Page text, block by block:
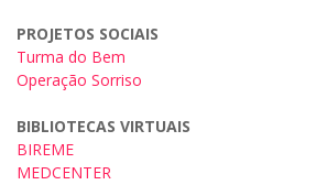
PROJETOS SOCIAIS
Turma do Bem
Operação Sorriso
BIBLIOTECAS VIRTUAIS
BIREME
MEDCENTER